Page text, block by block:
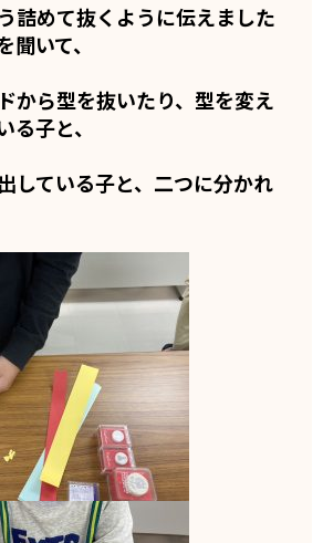
詰めて抜くように伝えました
いて、
から型を抜いたり、型を変え
る子と、
している子と、二つに分かれ